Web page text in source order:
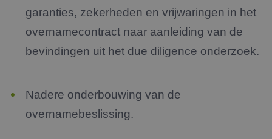
garanties, zekerheden en vrijwaringen in het
overnamecontract naar aanleiding van de
bevindingen uit het due diligence onderzoek.
Nadere onderbouwing van de
overnamebeslissing.